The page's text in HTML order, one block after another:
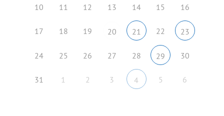
10 11 12 13 14 15 16
17 18 19 20 21 22 23
24 25 26 27 28 29 30
31 1 2 3 4 5 6